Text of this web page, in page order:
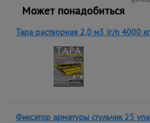
Может понадобиться
Тара растворная 2,0 м3 (г/п 4000
Фиксатор арматуры стульчик 25